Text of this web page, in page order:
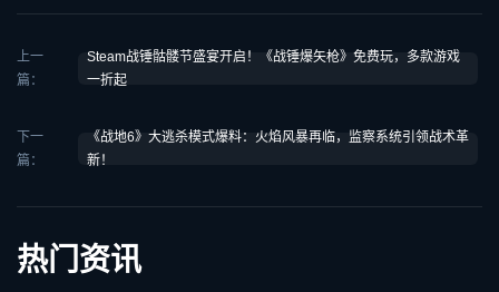
上一
篇：
Steam战锤骷髅节盛宴开启！《战锤爆矢枪》免费玩，多款游戏
一折起
下一
篇：
《战地6》大逃杀模式爆料：火焰风暴再临，监察系统引领战术革
新！
热门资讯